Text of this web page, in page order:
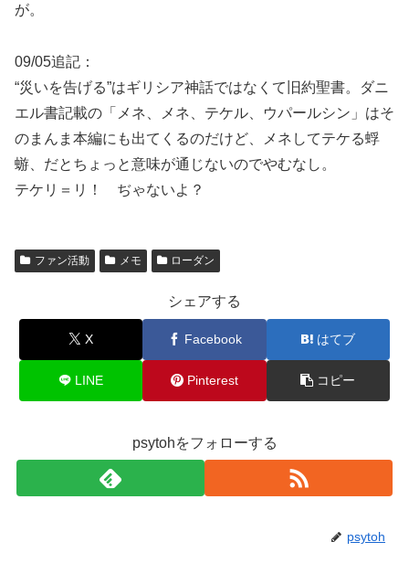
が。
09/05追記：
“災いを告げる”はギリシア神話ではなくて旧約聖書。ダニ
エル書記載の「メネ、メネ、テケル、ウパールシン」はそ
のまんま本編にも出てくるのだけど、メネしてテケる蜉
蝣、だとちょっと意味が通じないのでやむなし。
テケリ＝リ！ ぢゃないよ？
ファン活動 メモ ローダン
シェアする
X Facebook はてブ
LINE Pinterest コピー
psytohをフォローする
psytoh